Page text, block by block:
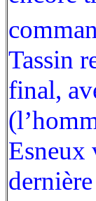
Tassin
final,
Esneux